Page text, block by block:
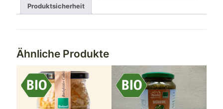
Produktsicherheit
Ähnliche Produkte